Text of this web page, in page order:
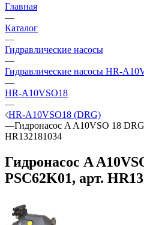
Главная
—
Каталог
—
Гидравлические насосы
—
Гидравлические насосы HR-
—
HR-A10VSO18
—
HR-A10VSO18 (DRG)
—Гидронасос A A10VSO 18
HR132181034
Гидронасос A
PSC62K01, арт.